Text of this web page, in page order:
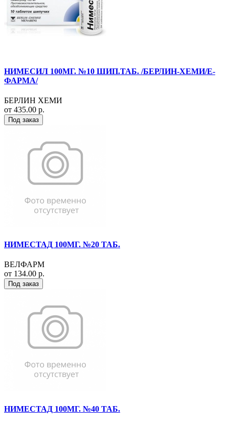
НИМЕСИЛ 100МГ. №10 ШИП.ТАБ. /БЕРЛИН-ХЕМИ/Е-
ФАРМА/
БЕРЛИН ХЕМИ
от 435.00 р.
Под заказ
НИМЕСТАД 100МГ. №20 ТАБ.
ВЕЛФАРМ
от 134.00 р.
Под заказ
НИМЕСТАД 100МГ. №40 ТАБ.